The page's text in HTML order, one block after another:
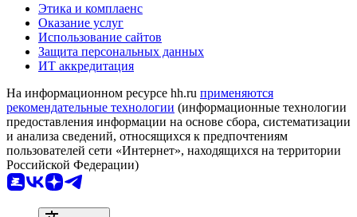
Этика и комплаенс
Оказание услуг
Использование сайтов
Защита персональных данных
ИТ аккредитация
На информационном ресурсе hh.ru применяются
рекомендательные технологии (информационные технологии
предоставления информации на основе сбора, систематизации
и анализа сведений, относящихся к предпочтениям
пользователей сети «Интернет», находящихся на территории
Российской Федерации)